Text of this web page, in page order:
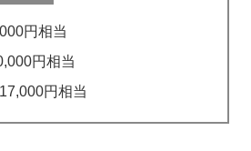
円相当
円相当
円相当